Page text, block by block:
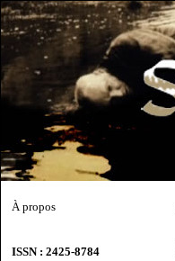
À propos
ISSN : 2425-8784